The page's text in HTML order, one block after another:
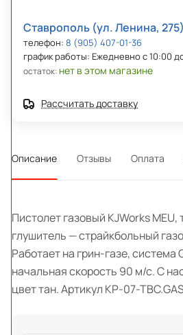
Ставрополь (ул. Ленина, 275)
телефон: 8 (905) 407-01-36
график работы: Ежедневно с 10:00
остаток: нет в этом магазине
Рассчитать доставку
Описание Отзывы Оплата
Пистолет газовый KJWorks MEU,
глушитель — страйкбольный
Работает на грин-газе, система
начальная скорость 90 м/с. С
цвет тан. Артикул KP-07-